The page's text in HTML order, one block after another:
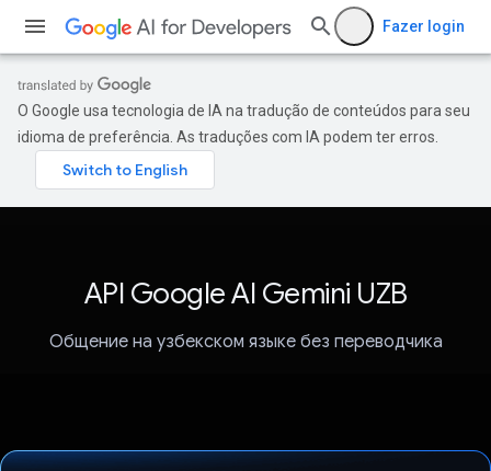
Fazer login
O Google usa tecnologia de IA na tradução de conteúdos para seu
idioma de preferência. As traduções com IA podem ter erros.
API Google AI Gemini UZB
Общение на узбекском языке без переводчика